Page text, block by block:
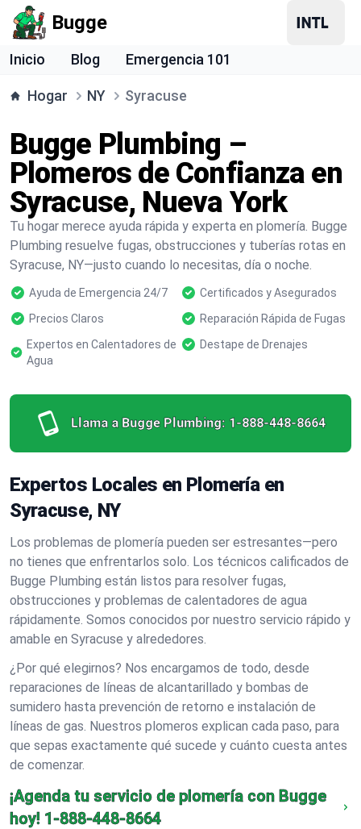
Bugge
Inicio Blog Emergencia 101
Hogar NY Syracuse
Bugge Plumbing –
Plomeros de Confianza en
Syracuse, Nueva York
Tu hogar merece ayuda rápida y experta en plomería. Bugge
Plumbing resuelve fugas, obstrucciones y tuberías rotas en
Syracuse, NY—justo cuando lo necesitas, día o noche.
Ayuda de Emergencia 24/7
Certificados y Asegurados
Precios Claros
Reparación Rápida de Fugas
Expertos en Calentadores de
Agua
Destape de Drenajes
Llama a Bugge Plumbing: 1-888-448-8664
Expertos Locales en Plomería en
Syracuse, NY
Los problemas de plomería pueden ser estresantes—pero
no tienes que enfrentarlos solo. Los técnicos calificados de
Bugge Plumbing están listos para resolver fugas,
obstrucciones y problemas de calentadores de agua
rápidamente. Somos conocidos por nuestro servicio rápido y
amable en Syracuse y alrededores.
¿Por qué elegirnos? Nos encargamos de todo, desde
reparaciones de líneas de alcantarillado y bombas de
sumidero hasta prevención de retorno e instalación de
líneas de gas. Nuestros plomeros explican cada paso, para
que sepas exactamente qué sucede y cuánto cuesta antes
de comenzar.
¡Agenda tu servicio de plomería con Bugge
hoy! 1-888-448-8664